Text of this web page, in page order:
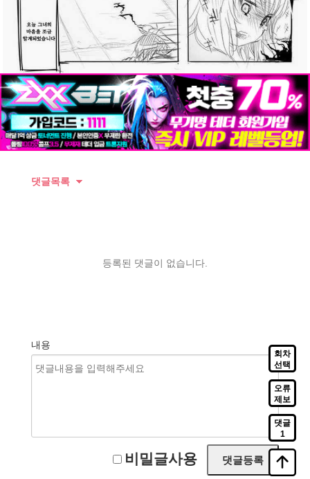
댓글목록
등록된 댓글이 없습니다.
내용
비밀글사용
회차
선택
오류
제보
댓글
1